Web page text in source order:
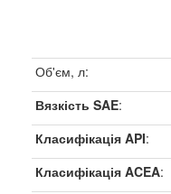
Об'єм, л:
Вязкість SAE:
Класифікація API:
Класифікація ACEA: